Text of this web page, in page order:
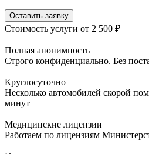
Оставить заявку
Стоимость услуги от 2 500 ₽
Полная анонимность
Строго конфиденциально. Без
Круглосуточно
Несколько автомобилей скорой
минут
Медицинские лицензии
Работаем по лицензиям